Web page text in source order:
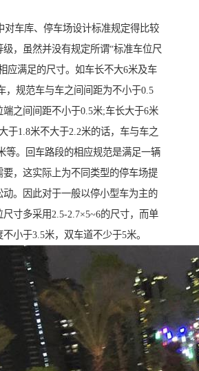
车库、停车场设计标准规定得比较
，虽然并没有规定所谓“标准车位尺
应满足的尺寸。如车长不大6米及车
，规范车与车之间间距为不小于0.5
之间间距不小于0.5米;车长大于6米
于1.8米不大于2.2米的话，车与车之
等。回车路段的相应规范是满足一辆
要，这实际上为不同类型的停车场提
动。因此对于一般以停小型车为主的
寸多采用2.5-2.7×5~6的尺寸，而单
小于3.5米，双车道不少于5米。